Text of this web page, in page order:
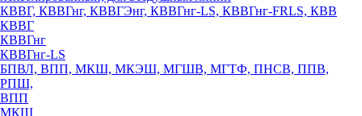
КВВГ, КВВГнг, КВВГЭнг, КВВГнг-LS, КВВГнг-FRLS, КВВ
КВВГ
КВВГнг
КВВГнг-LS
БПВЛ, ВПП, МКШ, МКЭШ, МГШВ, МГТФ, ПНСВ, ППВ,
РПШ,
ВПП
МКШ